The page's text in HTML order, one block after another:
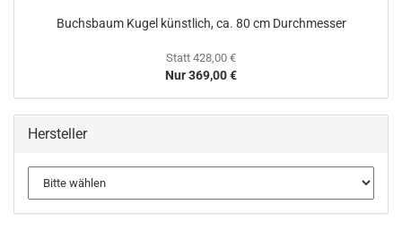
Buchsbaum Kugel künstlich, ca. 80 cm Durchmesser
Statt 428,00 €
Nur 369,00 €
Hersteller